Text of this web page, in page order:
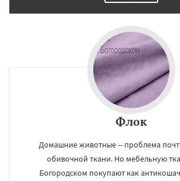
Флок
Домашние животные -- проблема
обивочной ткани. Но мебельную
Богородском покупают как